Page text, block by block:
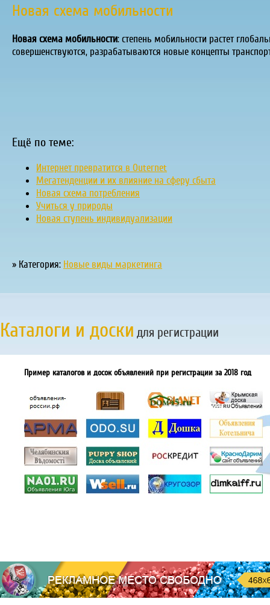
Новая схема мобильности
Новая схема мобильности: степень мобильности растет
совершенствуются, разрабатываются новые концепты
Ещё по теме:
Интернет превратится в Outernet
Мегатенденции и их влияние на сферу сбыта
Новая схема потребления
Учиться у природы
Новая ступень индивидуализации
» Категория: Новые виды маркетинга
Каталоги и доски для регистрации
Пример каталогов и досок объявлений при регистрации за 2018 год